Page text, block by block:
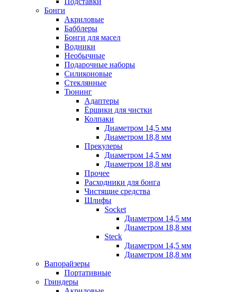
Бонги
Акриловые
Бабблеры
Бонги для масел
Водники
Необычные
Подарочные наборы
Силиконовые
Стеклянные
Тюнинг
Адаптеры
Ёршики для чистки
Колпаки
Диаметром 14,5 мм
Диаметром 18,8 мм
Прекулеры
Диаметром 14,5 мм
Диаметром 18,8 мм
Прочее
Расходники для бонга
Чистящие средства
Шлифы
Socket
Диаметром 14,5 мм
Диаметром 18,8 мм
Steck
Диаметром 14,5 мм
Диаметром 18,8 мм
Вапорайзеры
Портативные
Гриндеры